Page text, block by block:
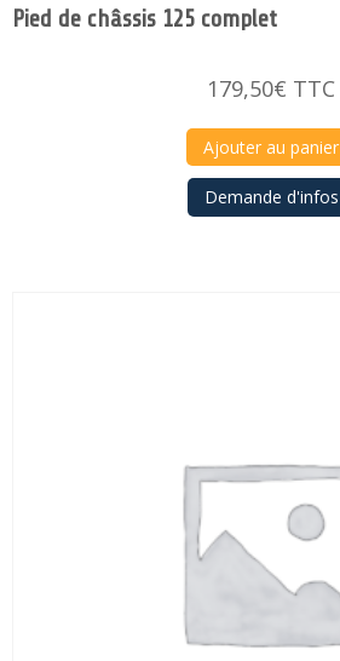
Pied de châssis 125 complet
179,50€ TTC
Ajouter au panier
Demande d'infos